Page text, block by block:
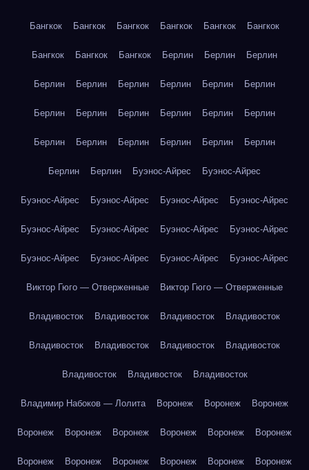
Бангкок Бангкок Бангкок Бангкок Бангкок Бангкок
Бангкок Бангкок Бангкок Берлин Берлин Берлин
Берлин Берлин Берлин Берлин Берлин Берлин
Берлин Берлин Берлин Берлин Берлин Берлин
Берлин Берлин Берлин Берлин Берлин Берлин
Берлин Берлин Буэнос-Айрес Буэнос-Айрес
Буэнос-Айрес Буэнос-Айрес Буэнос-Айрес Буэнос-Айрес
Буэнос-Айрес Буэнос-Айрес Буэнос-Айрес Буэнос-Айрес
Буэнос-Айрес Буэнос-Айрес Буэнос-Айрес Буэнос-Айрес
Виктор Гюго — Отверженные Виктор Гюго — Отверженные
Владивосток Владивосток Владивосток Владивосток
Владивосток Владивосток Владивосток Владивосток
Владивосток Владивосток Владивосток
Владимир Набоков — Лолита Воронеж Воронеж Воронеж
Воронеж Воронеж Воронеж Воронеж Воронеж Воронеж
Воронеж Воронеж Воронеж Воронеж Воронеж Воронеж